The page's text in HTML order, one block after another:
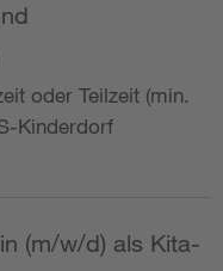
oder Teilzeit (min.
Kinderdorf
(m/w/d) als Kita-